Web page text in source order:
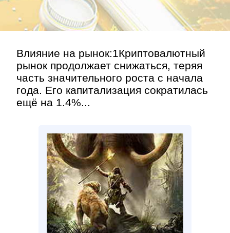
Влияние на рынок:1Криптовалютный
рынок продолжает снижаться, теряя
часть значительного роста с начала
года. Его капитализация сократилась
ещё на 1.4%...
Правила»
Контакт»